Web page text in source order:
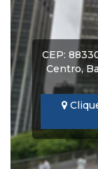
CEP:
Centro,